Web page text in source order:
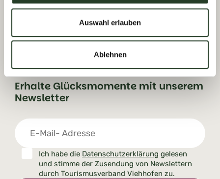
Auswahl erlauben
Ablehnen
info@viehhofen.at
Erhalte Glücksmomente mit unserem
Newsletter
Ich habe die Datenschutzerklärung gelesen
und stimme der Zusendung von Newslettern
durch Tourismusverband Viehhofen zu.